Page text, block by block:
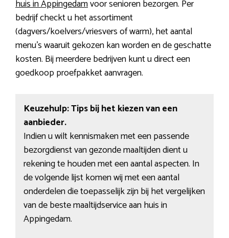
huis in Appingedamvoor senioren bezorgen. Per
bedrijf checkt u het assortiment
(dagvers/koelvers/vriesvers of warm), het aantal
menu’s waaruit gekozen kan worden en de geschatte
kosten. Bij meerdere bedrijven kunt u direct een
goedkoop proefpakket aanvragen.
Keuzehulp: Tips bij het kiezen van een
aanbieder.
Indien u wilt kennismaken met een passende
bezorgdienst van gezonde maaltijden dient u
rekening te houden met een aantal aspecten. In
de volgende lijst komen wij met een aantal
onderdelen die toepasselijk zijn bij het vergelijken
van de beste maaltijdservice aan huis in
Appingedam.